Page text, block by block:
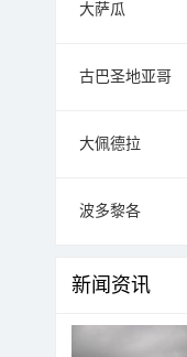
大萨瓜
古巴圣地亚哥
大佩德拉
波多黎各
新闻资讯